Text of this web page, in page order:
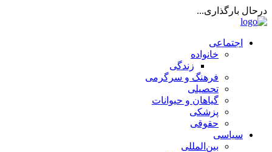
درحال بارگذاری...
اجتماعی
خانواده
زندگی
فرهنگ و سرگرمی
تحصیلی
گیاهان و حیوانات
پزشکی
حقوقی
سیاسی
بین‌المللی